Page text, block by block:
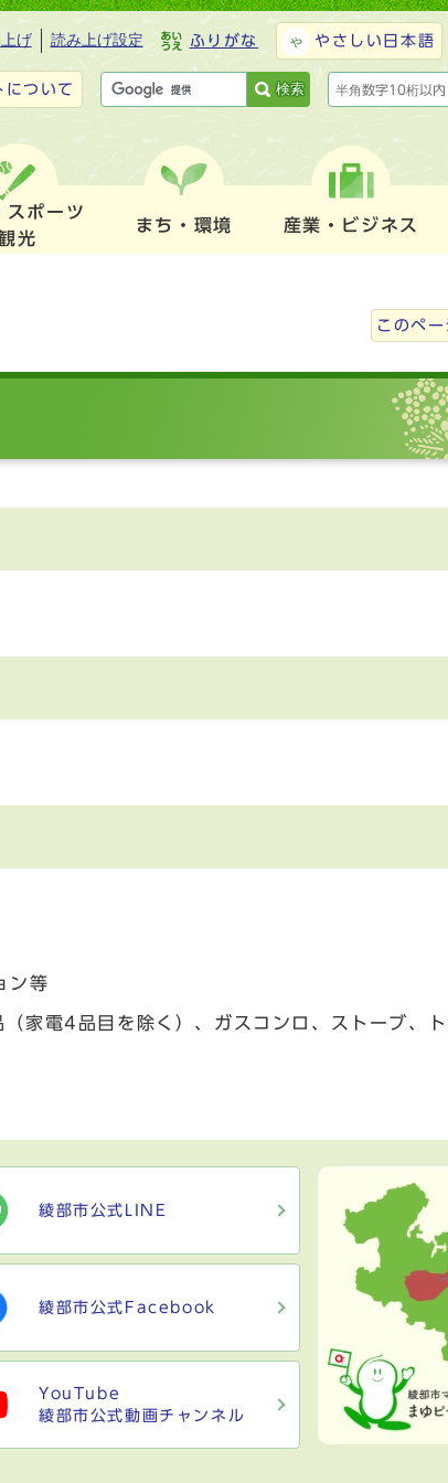
げ 読み上げ設定 ふりがな やさしい日本語
ついて 検索
スポーツ
光
まち・環境 産業・ビジネス
このペ
ン等
電4品目を除く）、ガスコンロ、ストーブ、ト
綾部市公式LINE
綾部市公式Facebook
YouTube
綾部市公式動画チャンネル